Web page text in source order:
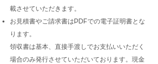
載させていただきます。
お見積書やご請求書はPDFでの電子証明書とな
ります。
領収書は基本、直接手渡しでお支払いいただく
場合のみ発行させていただいております。現金